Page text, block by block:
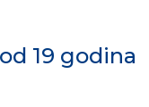
19 godina